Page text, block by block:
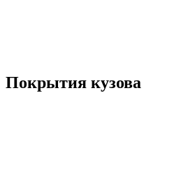
Покрытия кузова